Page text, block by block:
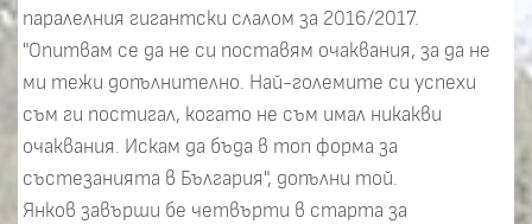
паралелния гигантски слалом за 2016/2017.
"Опитвам се да не си поставям очаквания, за да не
ми тежи допълнително. Най-големите си успехи
съм ги постигал, когато не съм имал никакви
очаквания. Искам да бъда в топ форма за
състезанията в България", допълни той.
Янков завърши бе четвърти в старта за